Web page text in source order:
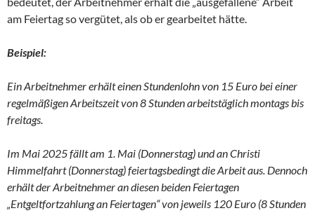
am Feiertag so vergütet, als ob er gearbeitet hätte.
Beispiel:
Ein Arbeitnehmer erhält einen Stundenlohn von 15 Euro bei einer
regelmäßigen Arbeitszeit von 8 Stunden arbeitstäglich montags bis
freitags.
Im Mai 2025 fällt am 1. Mai (Donnerstag) und an Christi
Himmelfahrt (Donnerstag) feiertagsbedingt die Arbeit aus. Dennoch
erhält der Arbeitnehmer an diesen beiden Feiertagen
„Entgeltfortzahlung an Feiertagen“ von jeweils 120 Euro (8 Stunden